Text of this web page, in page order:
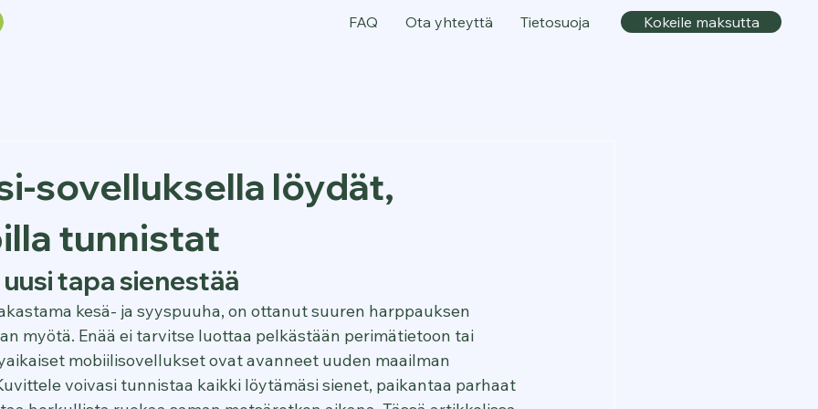
FAQ Ota yhteyttä Tietosuoja Kokeile maksutta
sovelluksella löydät,
tunnistat
tapa sienestää
kesä- ja syyspuuha, on ottanut suuren harppauksen
myötä. Enää ei tarvitse luottaa pelkästään perimätietoon tai
mobiilisovellukset ovat avanneet uuden maailman
voivasi tunnistaa kaikki löytämäsi sienet, paikantaa parhaat